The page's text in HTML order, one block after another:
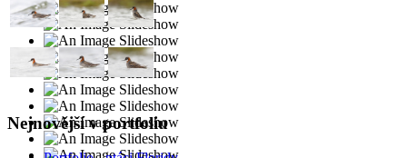
Nejnovější v portfoliu